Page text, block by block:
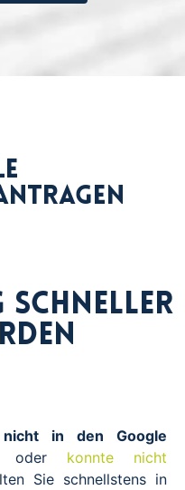
schneller
in den Google
oder konnte nicht
Sie schnellstens in